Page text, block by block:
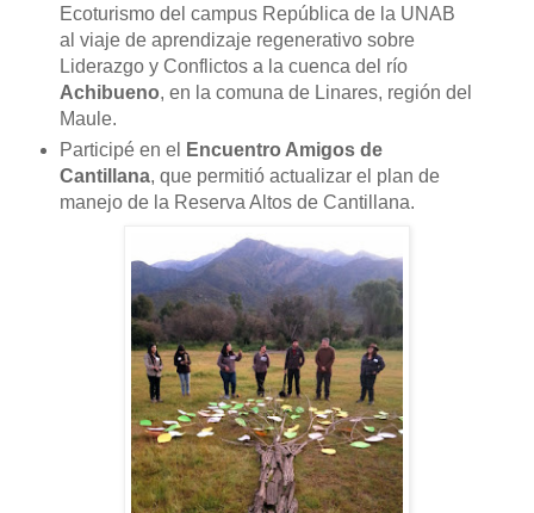
Ecoturismo del campus República de la UNAB
al viaje de aprendizaje regenerativo sobre
Liderazgo y Conflictos a la cuenca del río
Achibueno, en la comuna de Linares, región del
Maule.
Participé en el
Encuentro Amigos de
Cantillana, que permitió actualizar el plan de
manejo de la Reserva Altos de Cantillana.